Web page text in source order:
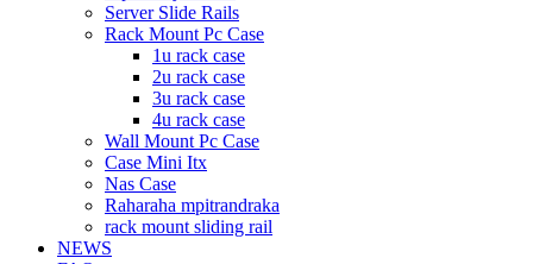
Server Slide Rails
Rack Mount Pc Case
1u rack case
2u rack case
3u rack case
4u rack case
Wall Mount Pc Case
Case Mini Itx
Nas Case
Raharaha mpitrandraka
rack mount sliding rail
NEWS